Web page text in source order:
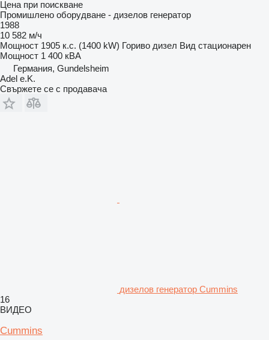
Цена при поискване
Промишлено оборудване - дизелов генератор
1988
10 582 м/ч
Мощност 1905 к.с. (1400 kW) Гориво дизел Вид стационарен
Мощност 1 400 кВА
Германия, Gundelsheim
Adel e.K.
Свържете се с продавача
дизелов генератор Cummins
16
ВИДЕО
Cummins